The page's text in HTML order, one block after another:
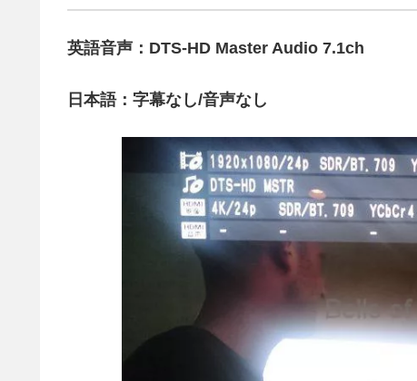
英語音声：DTS-HD Master Audio 7.1ch
日本語：字幕なし/音声なし